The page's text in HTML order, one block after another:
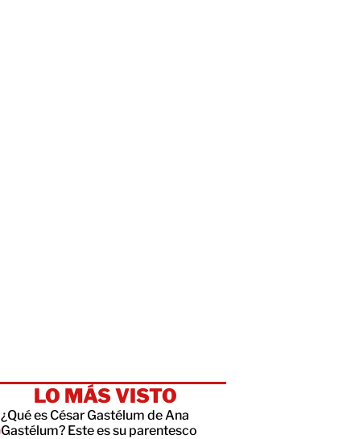
LO MÁS VISTO
¿Qué es César Gastélum de Ana
Gastélum? Este es su parentesco